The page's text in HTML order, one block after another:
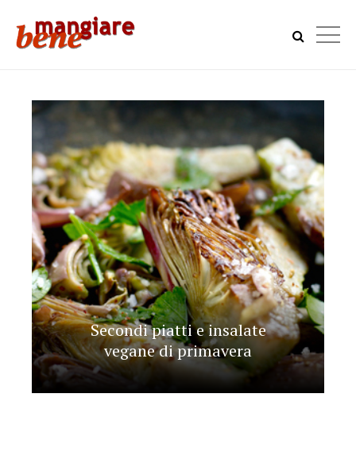
Secondi piatti e insalate
vegane di primavera